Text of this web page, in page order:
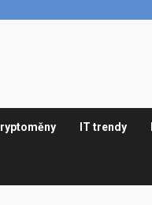
IT trendy